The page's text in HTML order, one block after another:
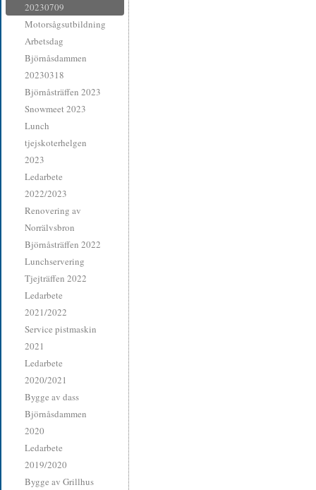
20230709
Motorsågsutbildning
Arbetsdag
Björnåsdammen
20230318
Björnåsträffen 2023
Snowmeet 2023
Lunch
tjejskoterhelgen
2023
Ledarbete
2022/2023
Renovering av
Norrälvsbron
Björnåsträffen 2022
Lunchservering
Tjejträffen 2022
Ledarbete
2021/2022
Service pistmaskin
2021
Ledarbete
2020/2021
Bygge av dass
Björnåsdammen
2020
Ledarbete
2019/2020
Bygge av Grillhus